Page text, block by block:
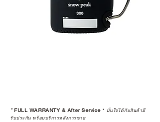
*FULL WARRANTY & After Service * มั่นใจได้กับสินค้ามี
รับประกัน พร้อมบริการหลังการขาย